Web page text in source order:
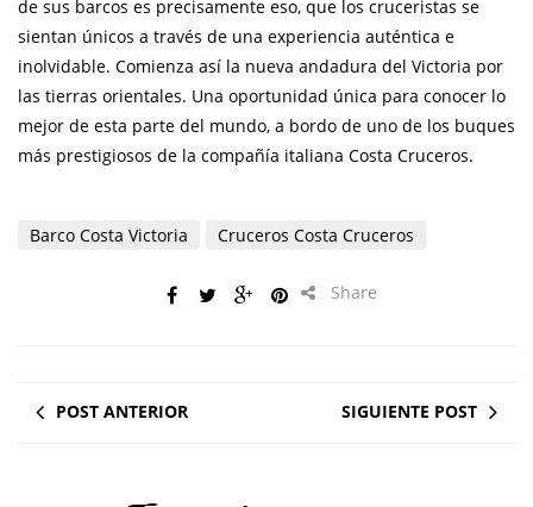
de sus barcos es precisamente eso, que los cruceristas se
sientan únicos a través de una experiencia auténtica e
inolvidable. Comienza así la nueva andadura del Victoria por
las tierras orientales. Una oportunidad única para conocer lo
mejor de esta parte del mundo, a bordo de uno de los buques
más prestigiosos de la compañía italiana Costa Cruceros.
Barco Costa Victoria Cruceros Costa Cruceros
Share
POST ANTERIOR SIGUIENTE POST